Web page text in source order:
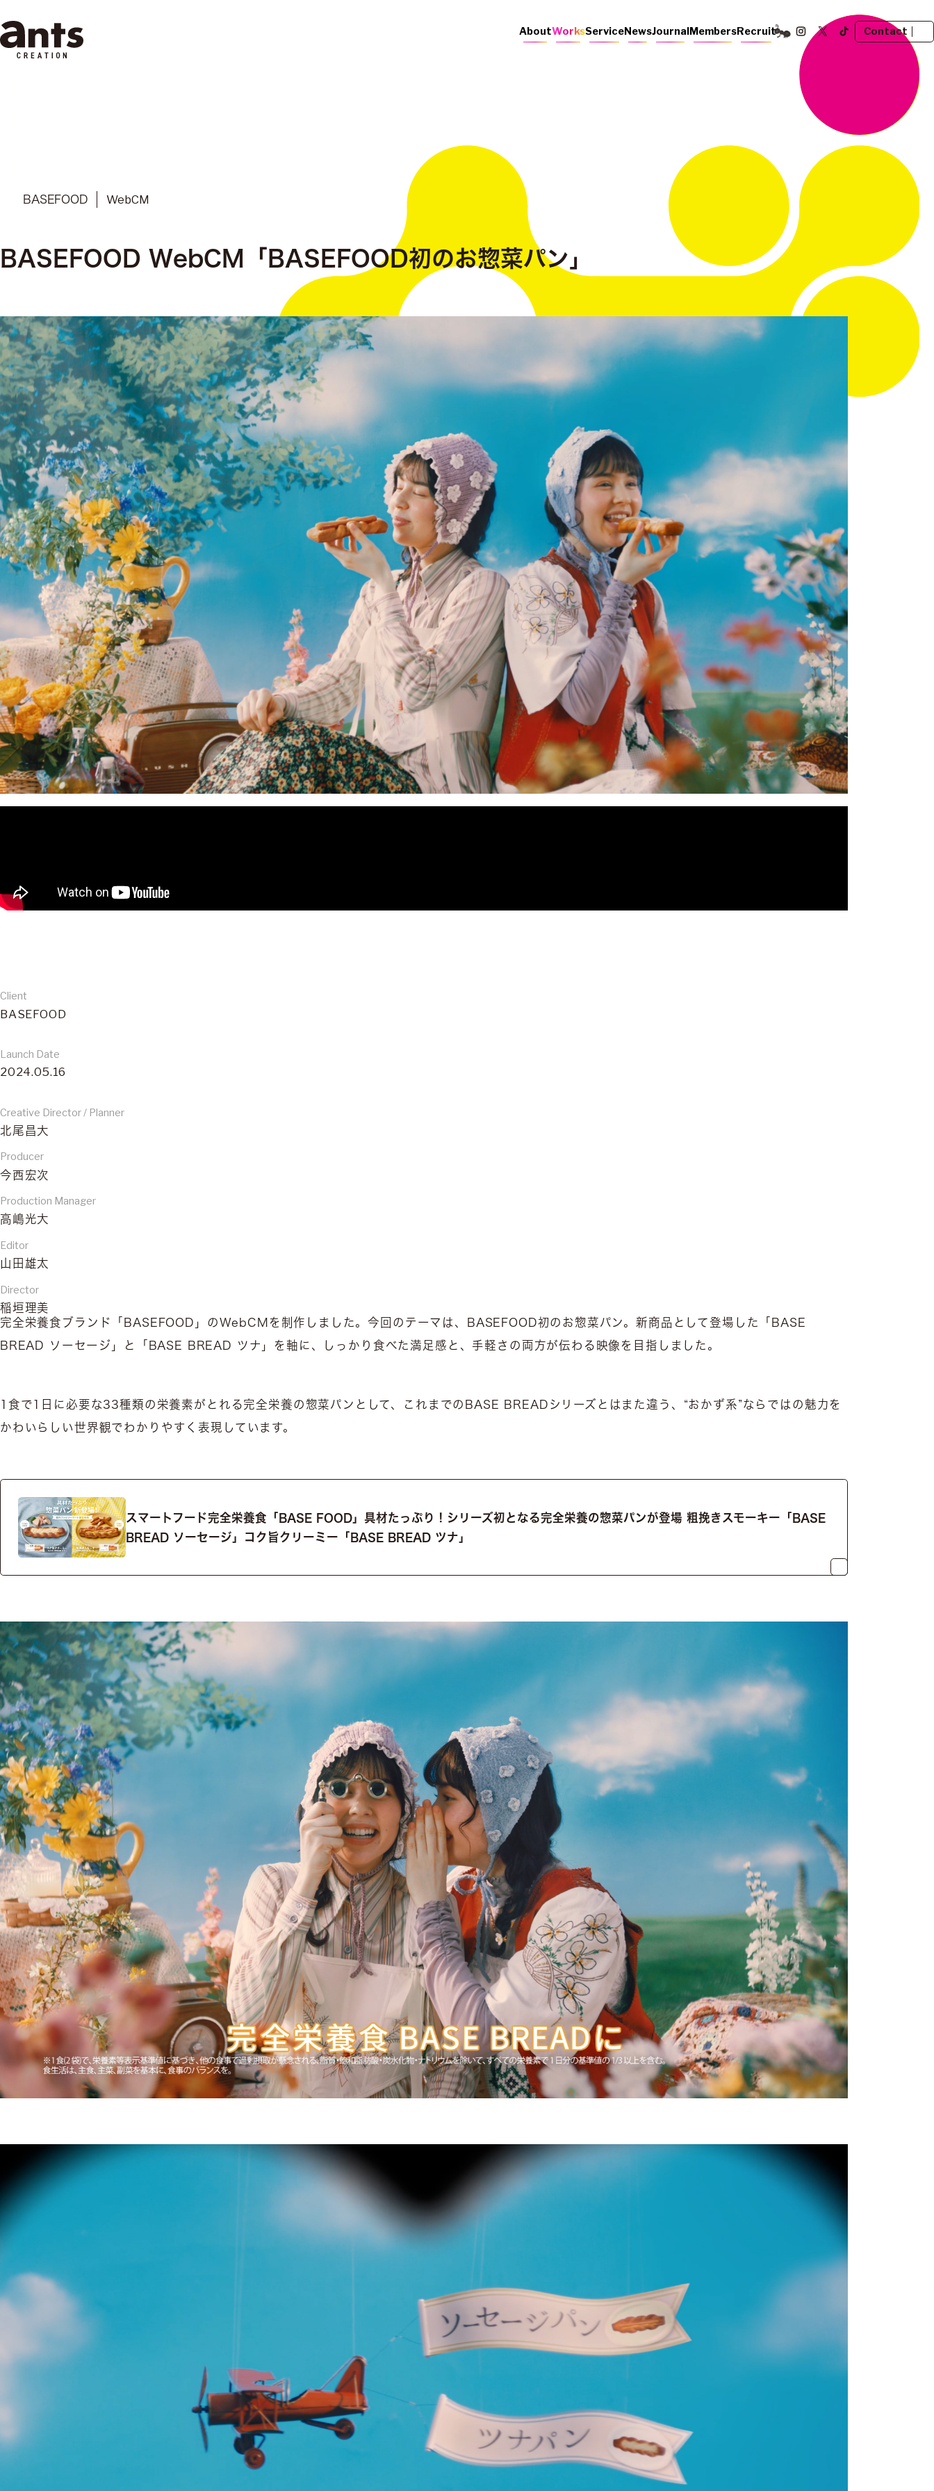
AboutWorksServiceNewsJournal MembersRecruit Contact
BASEFOOD WebCM
BASEFOOD WebCM「BASEFOOD初のお惣菜パン」
Client
BASEFOOD
Launch Date
2024.05.16
Creative Director / Planner
北尾昌大
Producer
今西宏次
Production Manager
高嶋光大
Editor
山田雄太
Director
稲垣理美
完全栄養食ブランド「BASEFOOD」のWebCMを制作しました。今回のテーマは、BASEFOOD初のお惣菜パン。新商品として登場した「BASE
BREAD ソーセージ」と「BASE BREAD ツナ」を軸に、しっかり食べた満足感と、手軽さの両方が伝わる映像を目指しました。
1食で1日に必要な33種類の栄養素がとれる完全栄養の惣菜パンとして、これまでのBASE BREADシリーズとはまた違う、“おかず系”ならではの魅力を
かわいらしい世界観でわかりやすく表現しています。
スマートフード完全栄養食「BASE FOOD」具材たっぷり！シリーズ初となる完全栄養の惣菜パンが登場 粗挽きスモーキー「BASE
BREAD ソーセージ」コク旨クリーミー「BASE BREAD ツナ」